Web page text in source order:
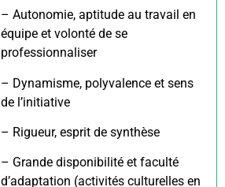
– Autonomie, aptitude au travail en
équipe et volonté de se
professionnaliser
– Dynamisme, polyvalence et sens
de l’initiative
– Rigueur, esprit de synthèse
– Grande disponibilité et faculté
d’adaptation (activités culturelles en